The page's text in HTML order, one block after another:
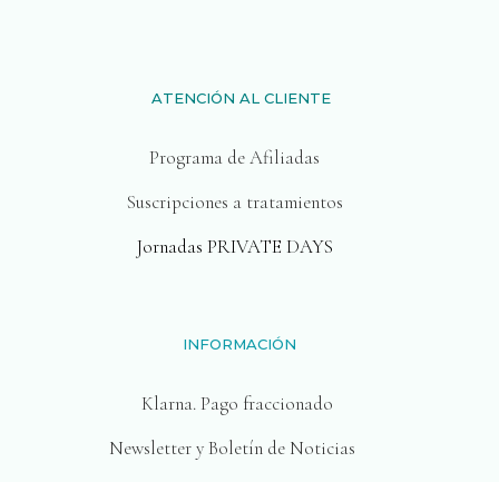
ATENCIÓN AL CLIENTE
Programa de Afiliadas
Suscripciones a tratamientos
Jornadas PRIVATE DAYS
INFORMACIÓN
Klarna. Pago fraccionado
Newsletter y Boletín de Noticias